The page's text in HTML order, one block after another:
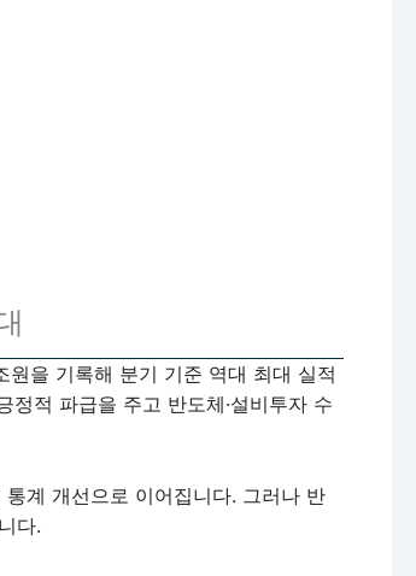
원을 기록해 분기 기준 역대 최대 실적
적 파급을 주고 반도체·설비투자 수
계 개선으로 이어집니다. 그러나 반
다.